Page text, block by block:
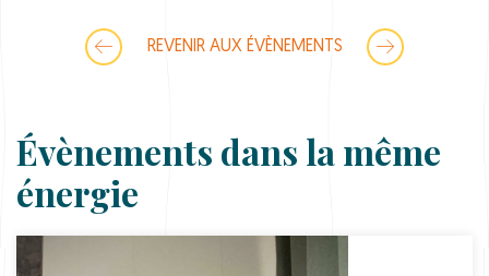
REVENIR AUX ÉVÈNEMENTS
Évènements dans la même
énergie